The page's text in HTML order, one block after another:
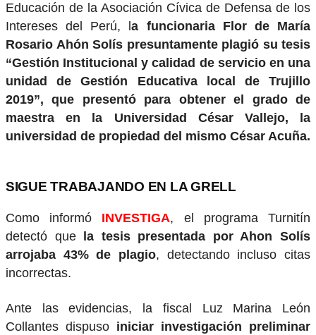
Educación de la Asociación Cívica de Defensa de los
Intereses del Perú, la funcionaria Flor de María
Rosario Ahón Solís presuntamente plagió su tesis
“Gestión Institucional y calidad de servicio en una
unidad de Gestión Educativa local de Trujillo
2019”, que presentó para obtener el grado de
maestra en la Universidad César Vallejo, la
universidad de propiedad del mismo César Acuña.
SIGUE TRABAJANDO EN LA GRELL
Como informó INVESTIGA, el programa Turnitín
detectó que la tesis presentada por Ahon Solís
arrojaba 43% de plagio, detectando incluso citas
incorrectas.
Ante las evidencias, la fiscal Luz Marina León
Collantes dispuso iniciar investigación preliminar